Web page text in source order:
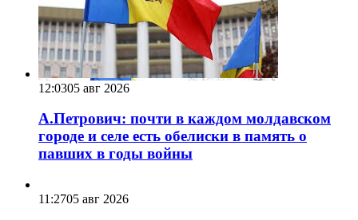
12:0305 авг 2026
А.Петрович: почти в каждом молдавском
городе и селе есть обелиски в память о
павших в годы войны
11:2705 авг 2026